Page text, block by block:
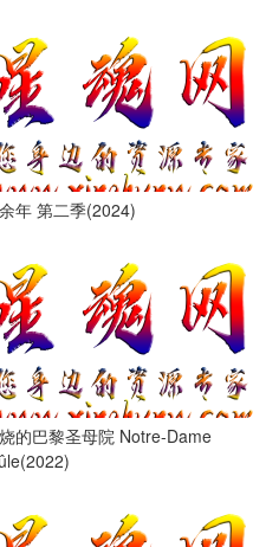
年 第二季(2024)
的巴黎圣母院 Notre-Dame